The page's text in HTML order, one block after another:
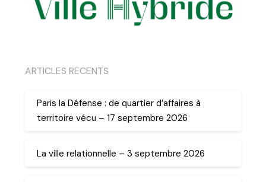
ARTICLES RECENTS
Paris la Défense : de quartier d’affaires à
territoire vécu – 17 septembre 2026
La ville relationnelle – 3 septembre 2026